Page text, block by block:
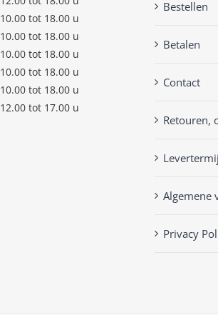
10.00 tot 18.00 u
10.00 tot 18.00 u
10.00 tot 18.00 u
10.00 tot 18.00 u
10.00 tot 18.00 u
12.00 tot 17.00 u
Bestellen
Betalen
Contact
Retouren,
Algemene
Privacy